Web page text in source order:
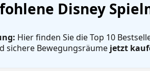
Disney
Hier finden Sie die Top 10
sichere Bewegungsräume jetzt